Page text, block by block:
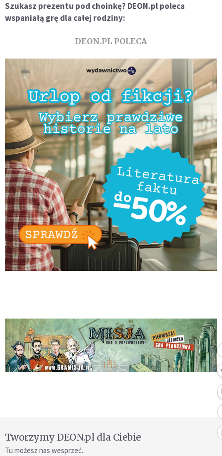
Szukasz prezentu pod choinkę? DEON.pl poleca
wspaniałą grę dla całej rodziny:
DEON.PL POLECA
Tworzymy DEON.pl dla Ciebie
Tu możesz nas wesprzeć.